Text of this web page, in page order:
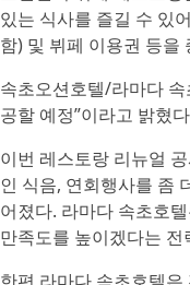
있는 식사를 즐길 수 있
함) 및 뷔페 이용권 등을
속초오션호텔/라마다
공할 예정”이라고 밝혔
이번 레스토랑 리뉴얼
인 식음, 연회행사를 좀
어졌다. 라마다 속초호
만족도를 높이겠다는 전